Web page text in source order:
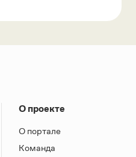
О проекте
О портале
Команда